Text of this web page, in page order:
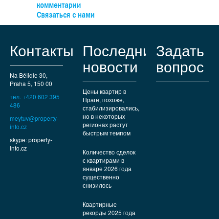
можно легко доехать на автобусе, а на машине —
комментарии
Связаться с нами
Контакты
Na Bělidle 30,
Praha 5, 150 00
тел. +420 602 395
486
meytuv@property-
info.cz
skype: property-
info.cz
Последние
новости
Цены квартир в
Праге, похоже,
стабилизировались,
но в некоторых
регионах растут
быстрым темпом
Количество сделок
с квартирами в
январе 2026 года
существенно
снизилось
Квартирные
рекорды 2025 года
Задать
вопрос